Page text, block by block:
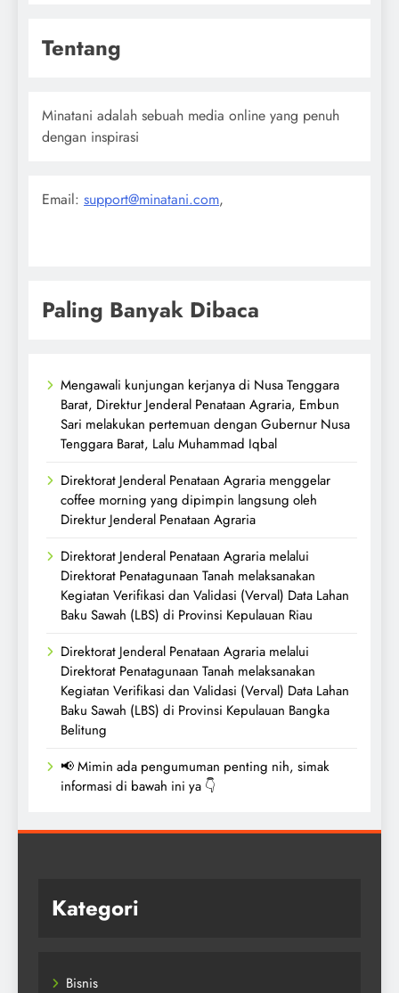
Tentang
Minatani adalah sebuah media online yang penuh
dengan inspirasi
Email: support@minatani.com,
Paling Banyak Dibaca
Mengawali kunjungan kerjanya di Nusa Tenggara
Barat, Direktur Jenderal Penataan Agraria, Embun
Sari melakukan pertemuan dengan Gubernur Nusa
Tenggara Barat, Lalu Muhammad Iqbal
Direktorat Jenderal Penataan Agraria menggelar
coffee morning yang dipimpin langsung oleh
Direktur Jenderal Penataan Agraria
Direktorat Jenderal Penataan Agraria melalui
Direktorat Penatagunaan Tanah melaksanakan
Kegiatan Verifikasi dan Validasi (Verval) Data Lahan
Baku Sawah (LBS) di Provinsi Kepulauan Riau
Direktorat Jenderal Penataan Agraria melalui
Direktorat Penatagunaan Tanah melaksanakan
Kegiatan Verifikasi dan Validasi (Verval) Data Lahan
Baku Sawah (LBS) di Provinsi Kepulauan Bangka
Belitung
📢 Mimin ada pengumuman penting nih, simak
informasi di bawah ini ya 👇
Kategori
Bisnis